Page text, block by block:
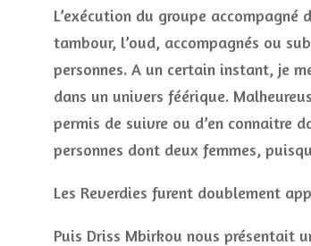
L’exécution du groupe
tambour, l’oud, accompagnés ou
personnes. A un certain instant, je
dans un univers féérique.
permis de suivre ou d’en connaitre
personnes dont deux femmes,
Les Reverdies furent doublement
Puis Driss Mbirkou nous présentait